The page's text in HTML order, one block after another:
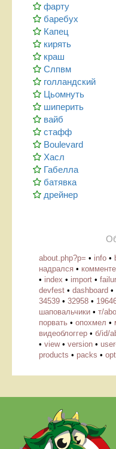
фарту
баребух
Капец
кирять
краш
Слпвм
голландский
Цьомнуть
шиперить
вайб
стафф
Boulevard
Хасл
Габелла
батявка
дрейнер
about.php?p= • info •
надрался • комменте
• index • import •
devfest • dashboard •
34539 • 32958 •
шаповальчики • т/
порвать • опохмел •
видеоблоггер • б/id/
• view• version •
products • packs •